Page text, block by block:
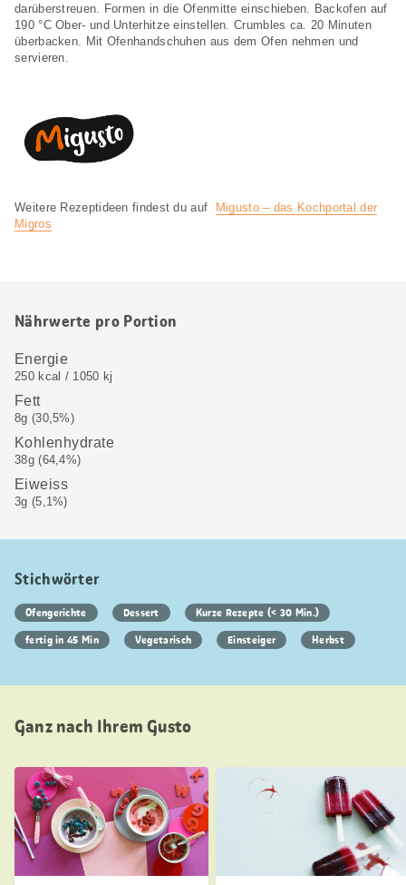
darüberstreuen. Formen in die Ofenmitte einschieben. Backofen auf
190 °C Ober- und Unterhitze einstellen. Crumbles ca. 20 Minuten
überbacken. Mit Ofenhandschuhen aus dem Ofen nehmen und
servieren.
Weitere Rezeptideen findest du auf
Migusto – das Kochportal der
Migros
Nährwerte pro Portion
Energie
250 kcal / 1050 kj
Fett
8g (30,5%)
Kohlenhydrate
38g (64,4%)
Eiweiss
3g (5,1%)
Stichwörter
Ofengerichte Dessert
Kurze Rezepte (< 30 Min.)
fertig in 45 Min
Vegetarisch Einsteiger Herbst
Ganz nach Ihrem Gusto